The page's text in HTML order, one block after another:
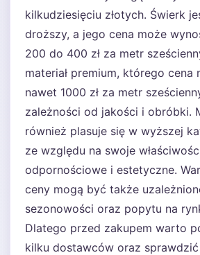
kilkudziesięciu złotych. Świerk
droższy, a jego cena może
200 do 400 zł za metr
materiał premium, którego cena
nawet 1000 zł za metr
zależności od jakości i obróbki.
również plasuje się w wyższej
ze względu na swoje
odpornościowe i estetyczne.
ceny mogą być także
sezonowości oraz popytu na
Dlatego przed zakupem warto
kilku dostawców oraz